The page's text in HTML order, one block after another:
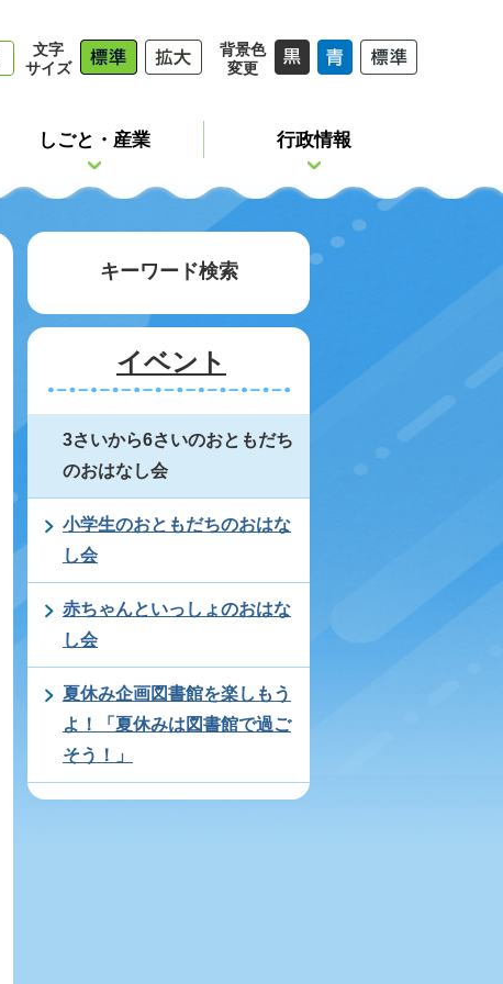
文字
サイズ
背景色
変更
しごと・産業 行政情報
キーワード検索
イベント
3さいから6さいのおともだち
のおはなし会
小学生のおともだちのおはな
し会
赤ちゃんといっしょのおはな
し会
夏休み企画図書館を楽しもう
よ！「夏休みは図書館で過ご
そう！」